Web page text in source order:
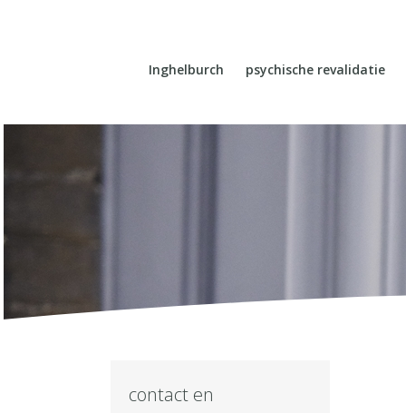
Inghelburch psychische revalidatie
contact en